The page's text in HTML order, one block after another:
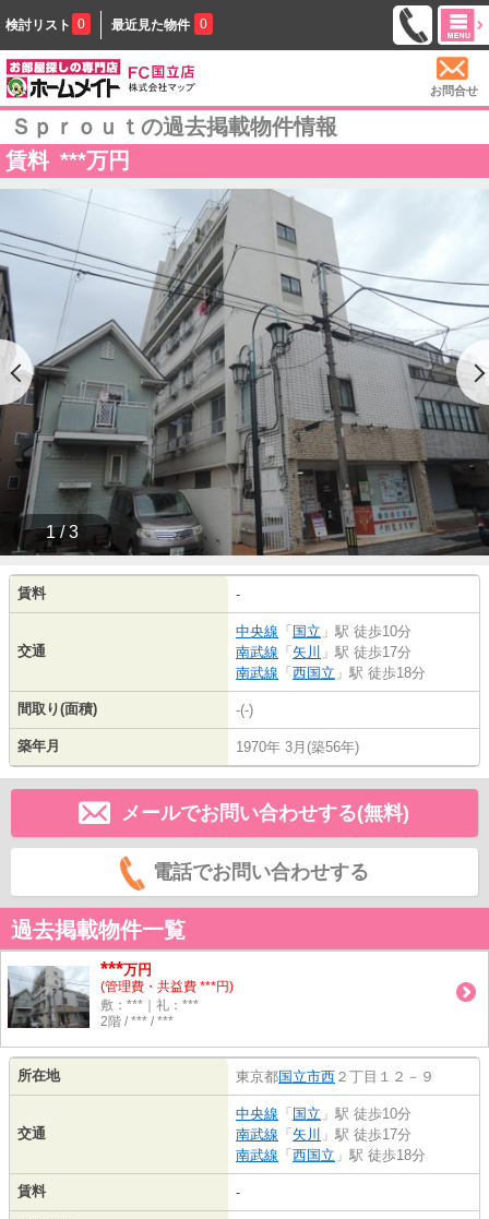
検討リスト 0 最近見た物件 0
お問合せ
Ｓｐｒｏｕｔの過去掲載物件情報
賃料 ***万円
1 / 3
賃料 -
交通
中央線 「 国立 」駅 徒歩10分
南武線 「 矢川 」駅 徒歩17分
南武線 「 西国立 」駅 徒歩18分
間取り(面積) -(-)
築年月 1970年 3月(築56年)
メールでお問い合わせする(無料)
電話でお問い合わせする
過去掲載物件一覧
***万円
(管理費・共益費 ***円)
敷：***｜礼：***
2階 / *** / ***
所在地 東京都国立市西 ２丁目１２－９
交通
中央線 「 国立 」駅 徒歩10分
南武線 「 矢川 」駅 徒歩17分
南武線 「 西国立 」駅 徒歩18分
賃料 -